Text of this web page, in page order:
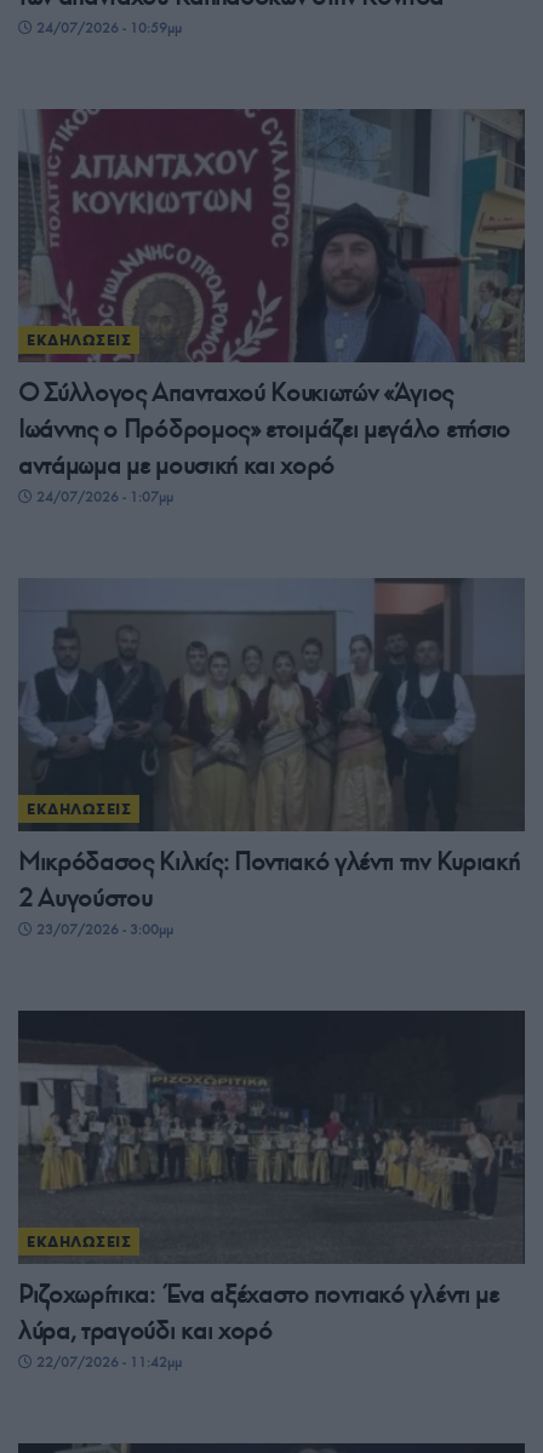
24/07/2026 - 10:59μμ
ΕΚΔΗΛΩΣΕΙΣ
Ο Σύλλογος Απανταχού Κουκιωτών «Άγιος
Ιωάννης ο Πρόδρομος» ετοιμάζει μεγάλο ετήσιο
αντάμωμα με μουσική και χορό
24/07/2026 - 1:07μμ
ΕΚΔΗΛΩΣΕΙΣ
Μικρόδασος Κιλκίς: Ποντιακό γλέντι την Κυριακή
2 Αυγούστου
23/07/2026 - 3:00μμ
ΕΚΔΗΛΩΣΕΙΣ
Ριζοχωρίτικα: Ένα αξέχαστο ποντιακό γλέντι με
λύρα, τραγούδι και χορό
22/07/2026 - 11:42μμ